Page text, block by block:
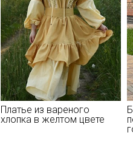
Платье из вареного
хлопка в желтом цвете